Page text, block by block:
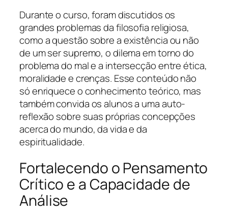
Durante o curso, foram discutidos os
grandes problemas da filosofia religiosa,
como a questão sobre a existência ou não
de um ser supremo, o dilema em torno do
problema do mal e a intersecção entre ética,
moralidade e crenças. Esse conteúdo não
só enriquece o conhecimento teórico, mas
também convida os alunos a uma auto-
reflexão sobre suas próprias concepções
acerca do mundo, da vida e da
espiritualidade.
Fortalecendo o Pensamento
Crítico e a Capacidade de
Análise